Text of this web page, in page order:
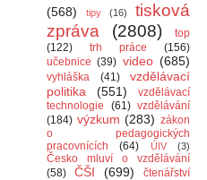
(568)
tipy (16)
tisková
zpráva
(2808)
top
(122)
trh práce
(156)
učebnice (39) video (685)
vyhláška (41)
vzdělávací
politika
(551)
vzdělávací
technologie
(61) vzdělávání
(184) výzkum (283) zákon
o pedagogických
pracovnících
(64) ÚIV (3)
Česko mluví o vzdělávání
(58)
ČŠI (699)
čtenářství